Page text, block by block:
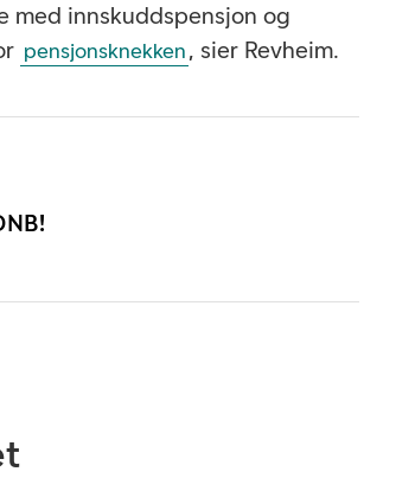
med innskuddspensjon og
pensjonsknekken, sier Revheim.